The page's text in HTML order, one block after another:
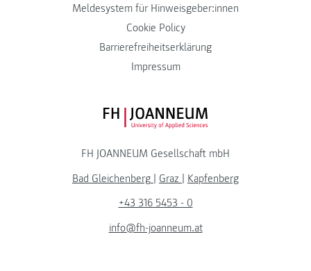
Meldesystem für Hinweisgeber:innen
Cookie Policy
Barrierefreiheitserklärung
Impressum
FH JOANNEUM Logo
FH JOANNEUM Gesellschaft mbH
Bad Gleichenberg | Graz | Kapfenberg
+43 316 5453 - 0
info@fh-joanneum.at